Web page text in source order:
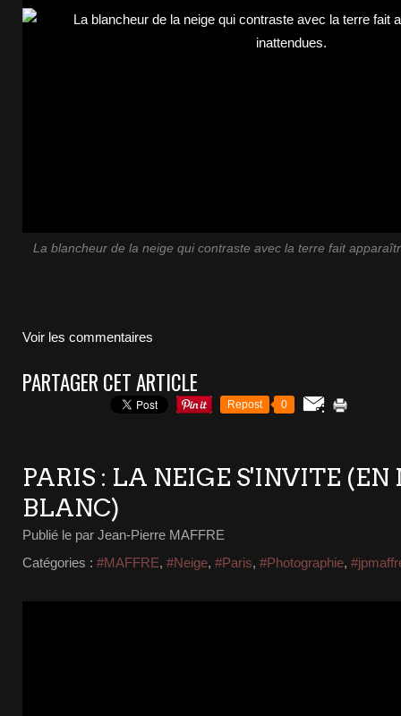
La blancheur de la neige qui contraste avec la terre fait
Voir les commentaires
PARTAGER CET ARTICLE
Repost 0
PARIS : LA NEIGE S'INVITE (EN
BLANC)
Publié le par Jean-Pierre MAFFRE
Catégories : #MAFFRE, #Neige, #Paris, #Photographie,